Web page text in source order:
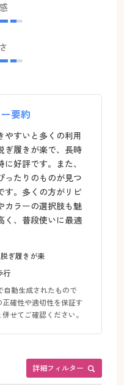
要約
やすいと多くの利用
ぎ履きが楽で、長時
好評です。また、
ったりのものが見つ
す。多くの方がリピ
カラーの選択肢も魅
く、普段使いに最適
脱ぎ履きが楽
行
動生成されたもので
確性や適切性を保証す
せてご確認ください。
詳細フィルター